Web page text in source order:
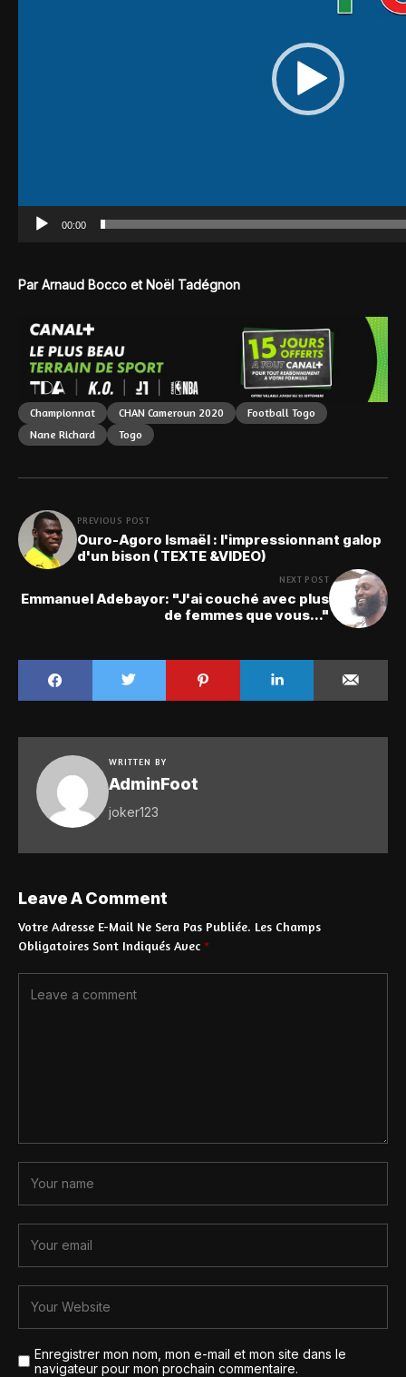
00:00
Par Arnaud Bocco et Noël Tadégnon
Championnat CHAN Cameroun 2020
Football Togo
Nane Richard
Togo
PREVIOUS POST
Ouro-Agoro Ismaël : l'impressionnant galop
d'un bison ( TEXTE &VIDEO)
NEXT POST
Emmanuel Adebayor: "J'ai couché avec plus
de femmes que vous..."
WRITTEN BY
AdminFoot
joker123
Leave A Comment
Votre Adresse E-Mail Ne Sera Pas Publiée. Les Champs
Obligatoires Sont Indiqués Avec *
Enregistrer mon nom, mon e-mail et mon site dans le
navigateur pour mon prochain commentaire.